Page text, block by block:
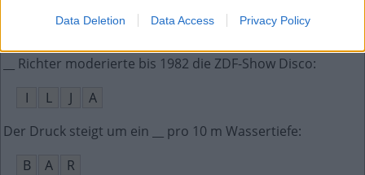
Data Deletion Data Access Privacy Policy
J
A
__ Richter moderierte bis 1982 die ZDF-Show Disco:
I
L J
A
Der Druck steigt um ein __ pro 10 m Wassertiefe:
B
A
R